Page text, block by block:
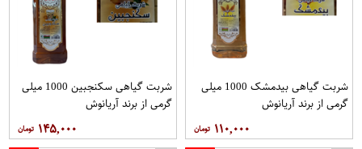
شربت گیاهی بیدمشک 1000 میلی
گرمی از برند آریانوش
۱۱۰,۰۰۰
شربت گیاهی سکنجبین 1000 میلی
گرمی از برند آریانوش
۱۴۵,۰۰۰